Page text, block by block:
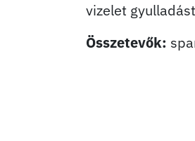
vizelet
Összetevők: